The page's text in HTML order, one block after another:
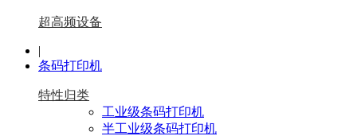
超高频设备
|
条码打印机
特性归类
工业级条码打印机
半工业级条码打印机